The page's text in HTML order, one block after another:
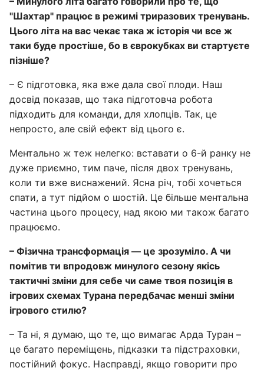
"Шахтар" працює в режимі триразових тренувань.
Цього літа на вас чекає така ж історія чи все ж
таки буде простіше, бо в єврокубках ви стартуєте
пізніше?
– Є підготовка, яка вже дала свої плоди. Наш
досвід показав, що така підготовча робота
підходить для команди, для хлопців. Так, це
непросто, але свій ефект від цього є.
Ментально ж теж нелегко: вставати о 6-й ранку не
дуже приємно, тим паче, після двох тренувань,
коли ти вже виснажений. Ясна річ, тобі хочеться
спати, а тут підйом о шостій. Це більше ментальна
частина цього процесу, над якою ми також багато
працюємо.
– Фізична трансформація — це зрозуміло. А чи
помітив ти впродовж минулого сезону якісь
тактичні зміни для себе чи саме твоя позиція в
ігрових схемах Турана передбачає менші зміни
ігрового стилю?
– Та ні, я думаю, що те, що вимагає Арда Туран –
це багато переміщень, підказки та підстраховки,
постійний фокус. Насправді, якщо говорити про